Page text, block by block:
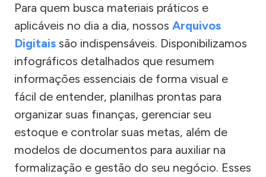
Para quem busca materiais práticos e
aplicáveis no dia a dia, nossos Arquivos
Digitais são indispensáveis. Disponibilizamos
infográficos detalhados que resumem
informações essenciais de forma visual e
fácil de entender, planilhas prontas para
organizar suas finanças, gerenciar seu
estoque e controlar suas metas, além de
modelos de documentos para auxiliar na
formalização e gestão do seu negócio. Esses